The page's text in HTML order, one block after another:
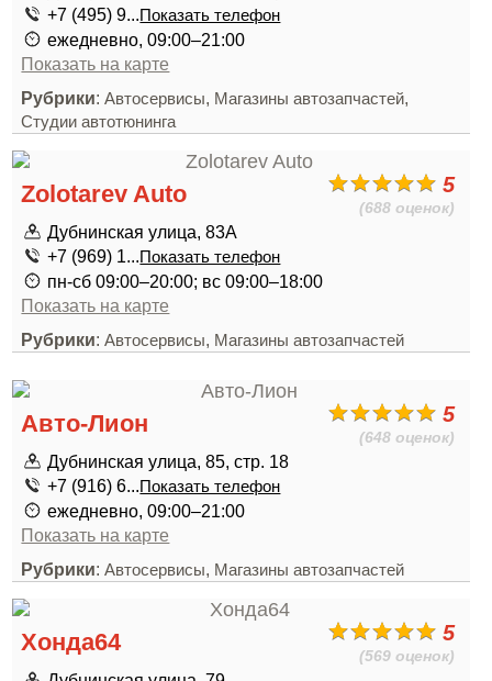
+7 (495) 9...Показать телефон
ежедневно, 09:00–21:00
Показать на карте
Рубрики:Автосервисы, Магазины автозапчастей,
Студии автотюнинга
5
(688 оценок)
Zolotarev Auto
Дубнинская улица, 83А
+7 (969) 1...Показать телефон
пн-сб 09:00–20:00; вс 09:00–18:00
Показать на карте
Рубрики:Автосервисы, Магазины автозапчастей
5
(648 оценок)
Авто-Лион
Дубнинская улица, 85, стр. 18
+7 (916) 6...Показать телефон
ежедневно, 09:00–21:00
Показать на карте
Рубрики:Автосервисы, Магазины автозапчастей
5
(569 оценок)
Хонда64